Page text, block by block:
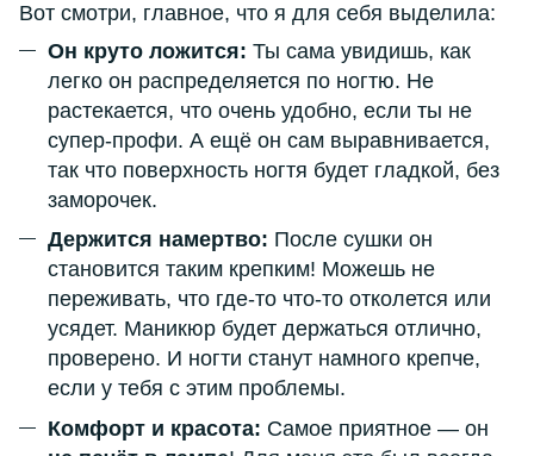
Вот смотри, главное, что я для себя выделила:
Он круто ложится: Ты сама увидишь, как
легко он распределяется по ногтю. Не
растекается, что очень удобно, если ты не
супер-профи. А ещё он сам выравнивается,
так что поверхность ногтя будет гладкой, без
заморочек.
Держится намертво: После сушки он
становится таким крепким! Можешь не
переживать, что где-то что-то отколется или
усядет. Маникюр будет держаться отлично,
проверено. И ногти станут намного крепче,
если у тебя с этим проблемы.
Комфорт и красота: Самое приятное — он